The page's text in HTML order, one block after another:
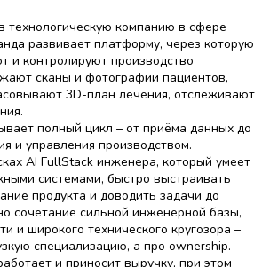
компанию в сфере
развивает платформу, через которую
и контролируют производство
сканы и фотографии пациентов,
3D-план лечения, отслеживают
полный цикл – от приёма данных до
и управления производством.
AI FullStack инженера, который умеет
системами, быстро выстраивать
продукта и доводить задачи до
сочетание сильной инженерной базы,
и широкого технического кругозора –
специализацию, а про ownership.
и приносит выручку, при этом